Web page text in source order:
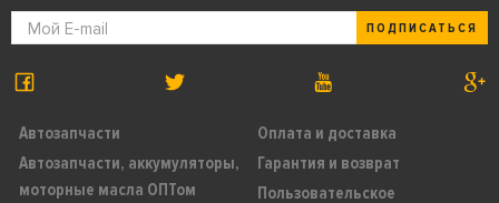
Автозапчасти
Автозапчасти, аккумуляторы,
моторные масла ОПТом
Оплата и доставка
Гарантия и возврат
Пользовательское
ПОДПИСАТЬСЯ